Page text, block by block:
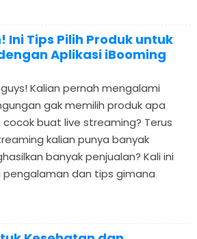
Ini Tips Pilih Produk untuk
Aplikasi iBooming
Kalian pernah mengalami
gak memilih produk apa
cocok buat live streaming? Terus
kalian punya banyak
banyak penjualan? Kali ini
dan tips gimana